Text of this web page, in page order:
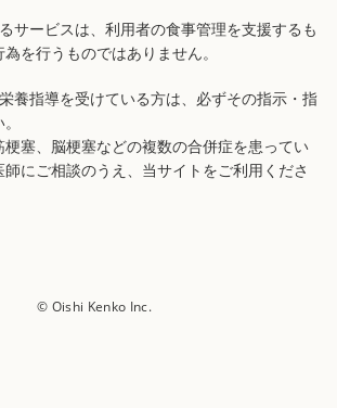
サービスは、利用者の食事管理を支援するも
を行うものではありません。
養指導を受けている方は、必ずその指示・指
塞、脳梗塞などの複数の合併症を患ってい
にご相談のうえ、当サイトをご利用くださ
© Oishi Kenko Inc.